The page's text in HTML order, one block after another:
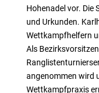
Hohenadel vor. Die
und Urkunden.
Wettkampfhelfern
Als
angenommen wird
Wettkampfpraxis